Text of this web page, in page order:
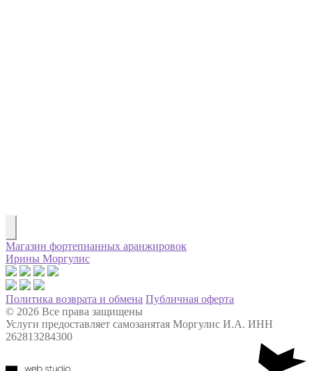
Магазин фортепианных аранжировок
Ирины Моргулис
Политика возврата и обмена Публичная оферта
© 2026 Все права защищены
Услуги предоставляет самозанятая Моргулис И.А. ИНН
262813284300